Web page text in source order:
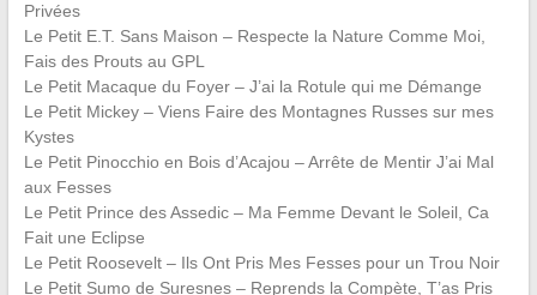
Privées
Le Petit E.T. Sans Maison – Respecte la Nature Comme Moi,
Fais des Prouts au GPL
Le Petit Macaque du Foyer – J’ai la Rotule qui me Démange
Le Petit Mickey – Viens Faire des Montagnes Russes sur mes
Kystes
Le Petit Pinocchio en Bois d’Acajou – Arrête de Mentir J’ai Mal
aux Fesses
Le Petit Prince des Assedic – Ma Femme Devant le Soleil, Ca
Fait une Eclipse
Le Petit Roosevelt – Ils Ont Pris Mes Fesses pour un Trou Noir
Le Petit Sumo de Suresnes – Reprends la Compète, T’as Pris